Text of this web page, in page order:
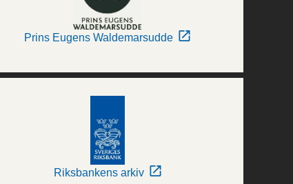
Prins Eugens Waldemarsudde
Riksbankens arkiv